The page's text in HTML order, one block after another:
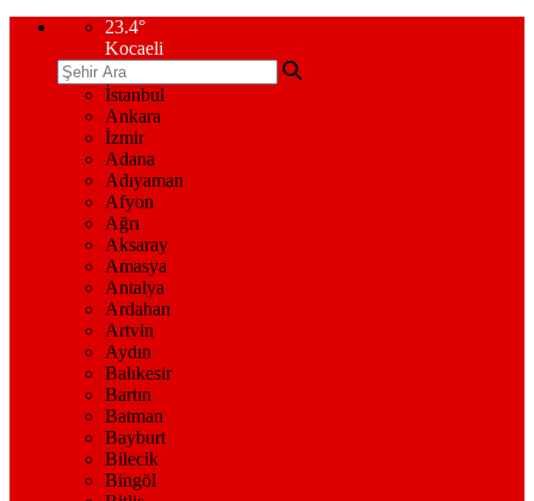
23.4°
Kocaeli
İstanbul
Ankara
İzmir
Adana
Adıyaman
Afyon
Ağrı
Aksaray
Amasya
Antalya
Ardahan
Artvin
Aydın
Balıkesir
Bartın
Batman
Bayburt
Bilecik
Bingöl